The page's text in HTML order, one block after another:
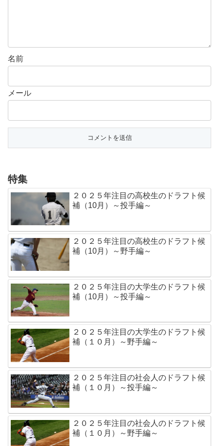
名前
メール
特集
２０２５年注目の高校生のドラフト候
補（10月）～投手編～
２０２５年注目の高校生のドラフト候
補（10月）～野手編～
２０２５年注目の大学生のドラフト候
補（10月）～投手編～
２０２５年注目の大学生のドラフト候
補（１０月）～野手編～
２０２５年注目の社会人のドラフト候
補（１０月）～投手編～
２０２５年注目の社会人のドラフト候
補（１０月）～野手編～